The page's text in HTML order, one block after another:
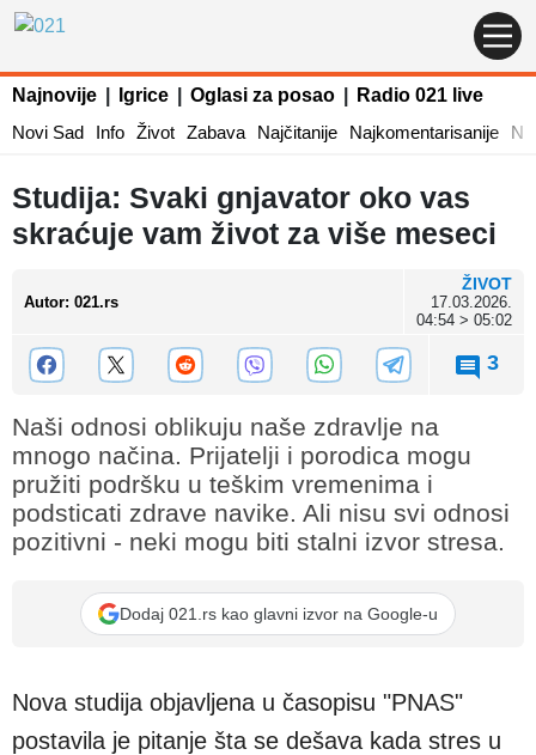
Najnovije Igrice Oglasi za posao
Radio 021 live
Novi Sad
Info Život Zabava Najčitanije Najkomentarisanije
Studija: Svaki gnjavator oko vas
skraćuje vam život za više meseci
Autor: 021.rs
ŽIVOT
17.03.2026.
04:54 > 05:02
3
Naši odnosi oblikuju naše zdravlje na
mnogo načina. Prijatelji i porodica mogu
pružiti podršku u teškim vremenima i
podsticati zdrave navike. Ali nisu svi odnosi
pozitivni - neki mogu biti stalni izvor stresa.
Dodaj 021.rs kao glavni izvor na Google-u
Nova studija objavljena u časopisu "PNAS"
postavila je pitanje šta se dešava kada stres u